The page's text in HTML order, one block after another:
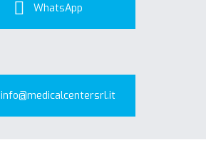
WhatsApp
info@medicalcentersrl.it